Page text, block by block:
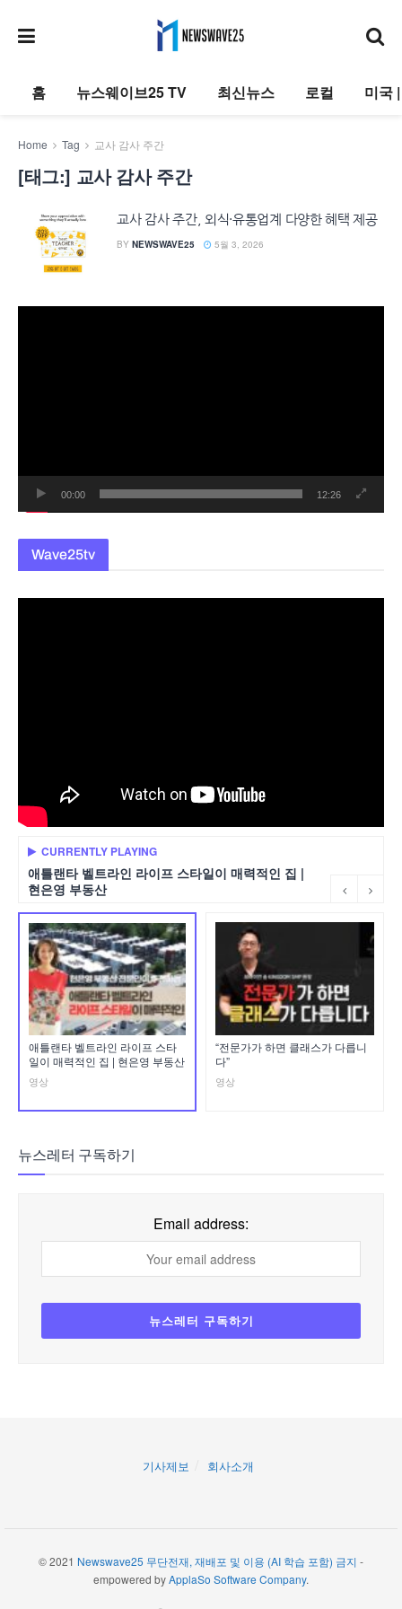
홈 뉴스웨이브25 TV 최신뉴스 로컬 미국
Home Tag 교사 감사 주간
[태그:] 교사 감사 주간
교사 감사 주간, 외식·유통업계 다양한 혜택 제공
BY NEWSWAVE25 5월 3, 2026
00:00 12:26
Wave25tv
CURRENTLY PLAYING
애틀랜타 벨트라인 라이프 스타일이 매력적인 집 |
현은영 부동산
애틀랜타 벨트라인 라이프 스타
일이 매력적인 집 | 현은영 부동산
영상
“전문가가 하면 클래스가 다릅니
다”
영상
뉴스레터 구독하기
Email address:
기사제보 회사소개
© 2021 Newswave25 무단전재, 재배포 및 이용 (AI 학습 포함) 금지 -
empowered byApplaSo Software Company.